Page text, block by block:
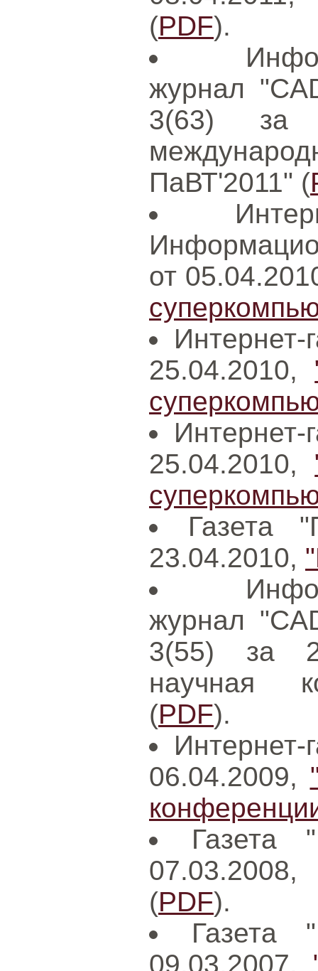
(PDF).
журнал
3(63) за
ПаВТ'2011" (
от
Интернет-
25.04.2010,
Интернет-
25.04.2010,
Газета
23.04.2010,
журнал
3(55) за
научная
(PDF).
Интернет-
06.04.2009,
Газета
07.03.2008,
(PDF).
Газета
09.03.2007,